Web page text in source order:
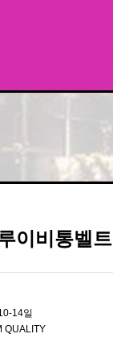
이비통벨트
14일
QUALITY